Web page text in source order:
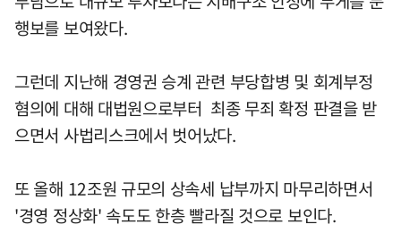
행보를 보여왔다.
그런데 지난해 경영권 승계 관련 부당합병 및 회계부정
혐의에 대해 대법원으로부터 최종 무죄 확정 판결을 받
으면서 사법리스크에서 벗어났다.
또 올해 12조원 규모의 상속세 납부까지 마무리하면서
'경영 정상화' 속도도 한층 빨라질 것으로 보인다.